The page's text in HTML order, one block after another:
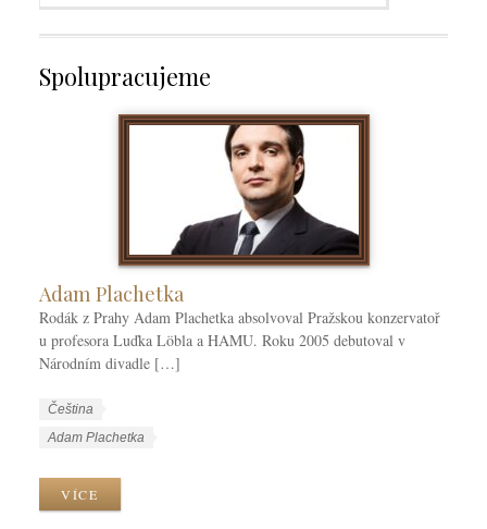
Spolupracujeme
Adam Plachetka
Rodák z Prahy Adam Plachetka absolvoval Pražskou konzervatoř
u profesora Luďka Löbla a HAMU. Roku 2005 debutoval v
Národním divadle […]
W
k
y
Čeština
W
k
Adam Plachetka
VÍCE